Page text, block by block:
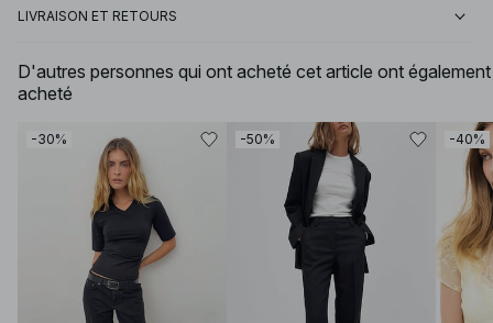
LIVRAISON ET RETOURS
D'autres personnes qui ont acheté cet article ont également
acheté
-30% -50% -40%